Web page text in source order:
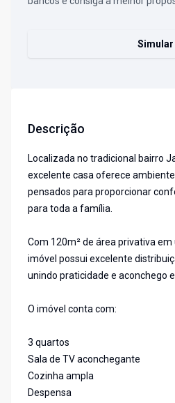
Simular
Descrição
Localizada no tradicional bairro
excelente casa oferece
pensados para proporcionar
para toda a família.
Com 120m² de área privativa
imóvel possui excelente
unindo praticidade e aconchego
O imóvel conta com:
3 quartos
Sala de TV aconchegante
Cozinha ampla
Despensa